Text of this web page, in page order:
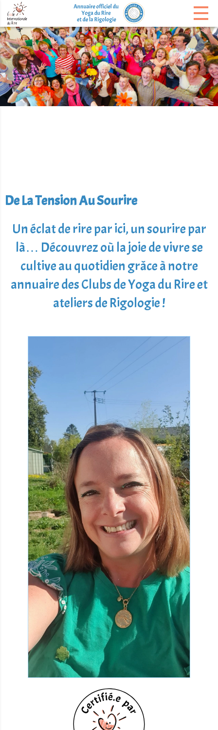
De La Tension Au Sourire
Un éclat de rire par ici, un sourire par
là… Découvrez où la joie de vivre se
cultive au quotidien grâce à notre
annuaire des Clubs de Yoga du Rire et
ateliers de Rigologie !